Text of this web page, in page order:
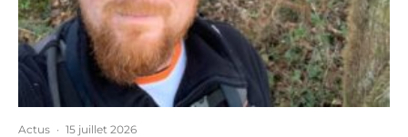
Actus · 15 juillet 2026